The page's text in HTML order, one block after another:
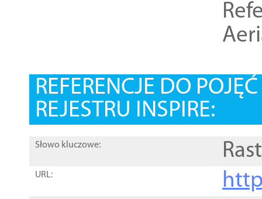
REFERENCJE DO
REJESTRU INSPIRE:
Słowo kluczowe:
URL: